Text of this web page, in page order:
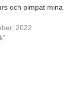
och pimpat mina
2022